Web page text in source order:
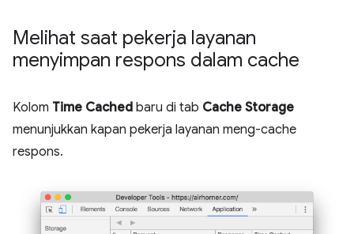
Melihat saat pekerja layanan
menyimpan respons dalam cache
Kolom Time Cached baru di tab Cache Storage
menunjukkan kapan pekerja layanan meng-cache
respons.